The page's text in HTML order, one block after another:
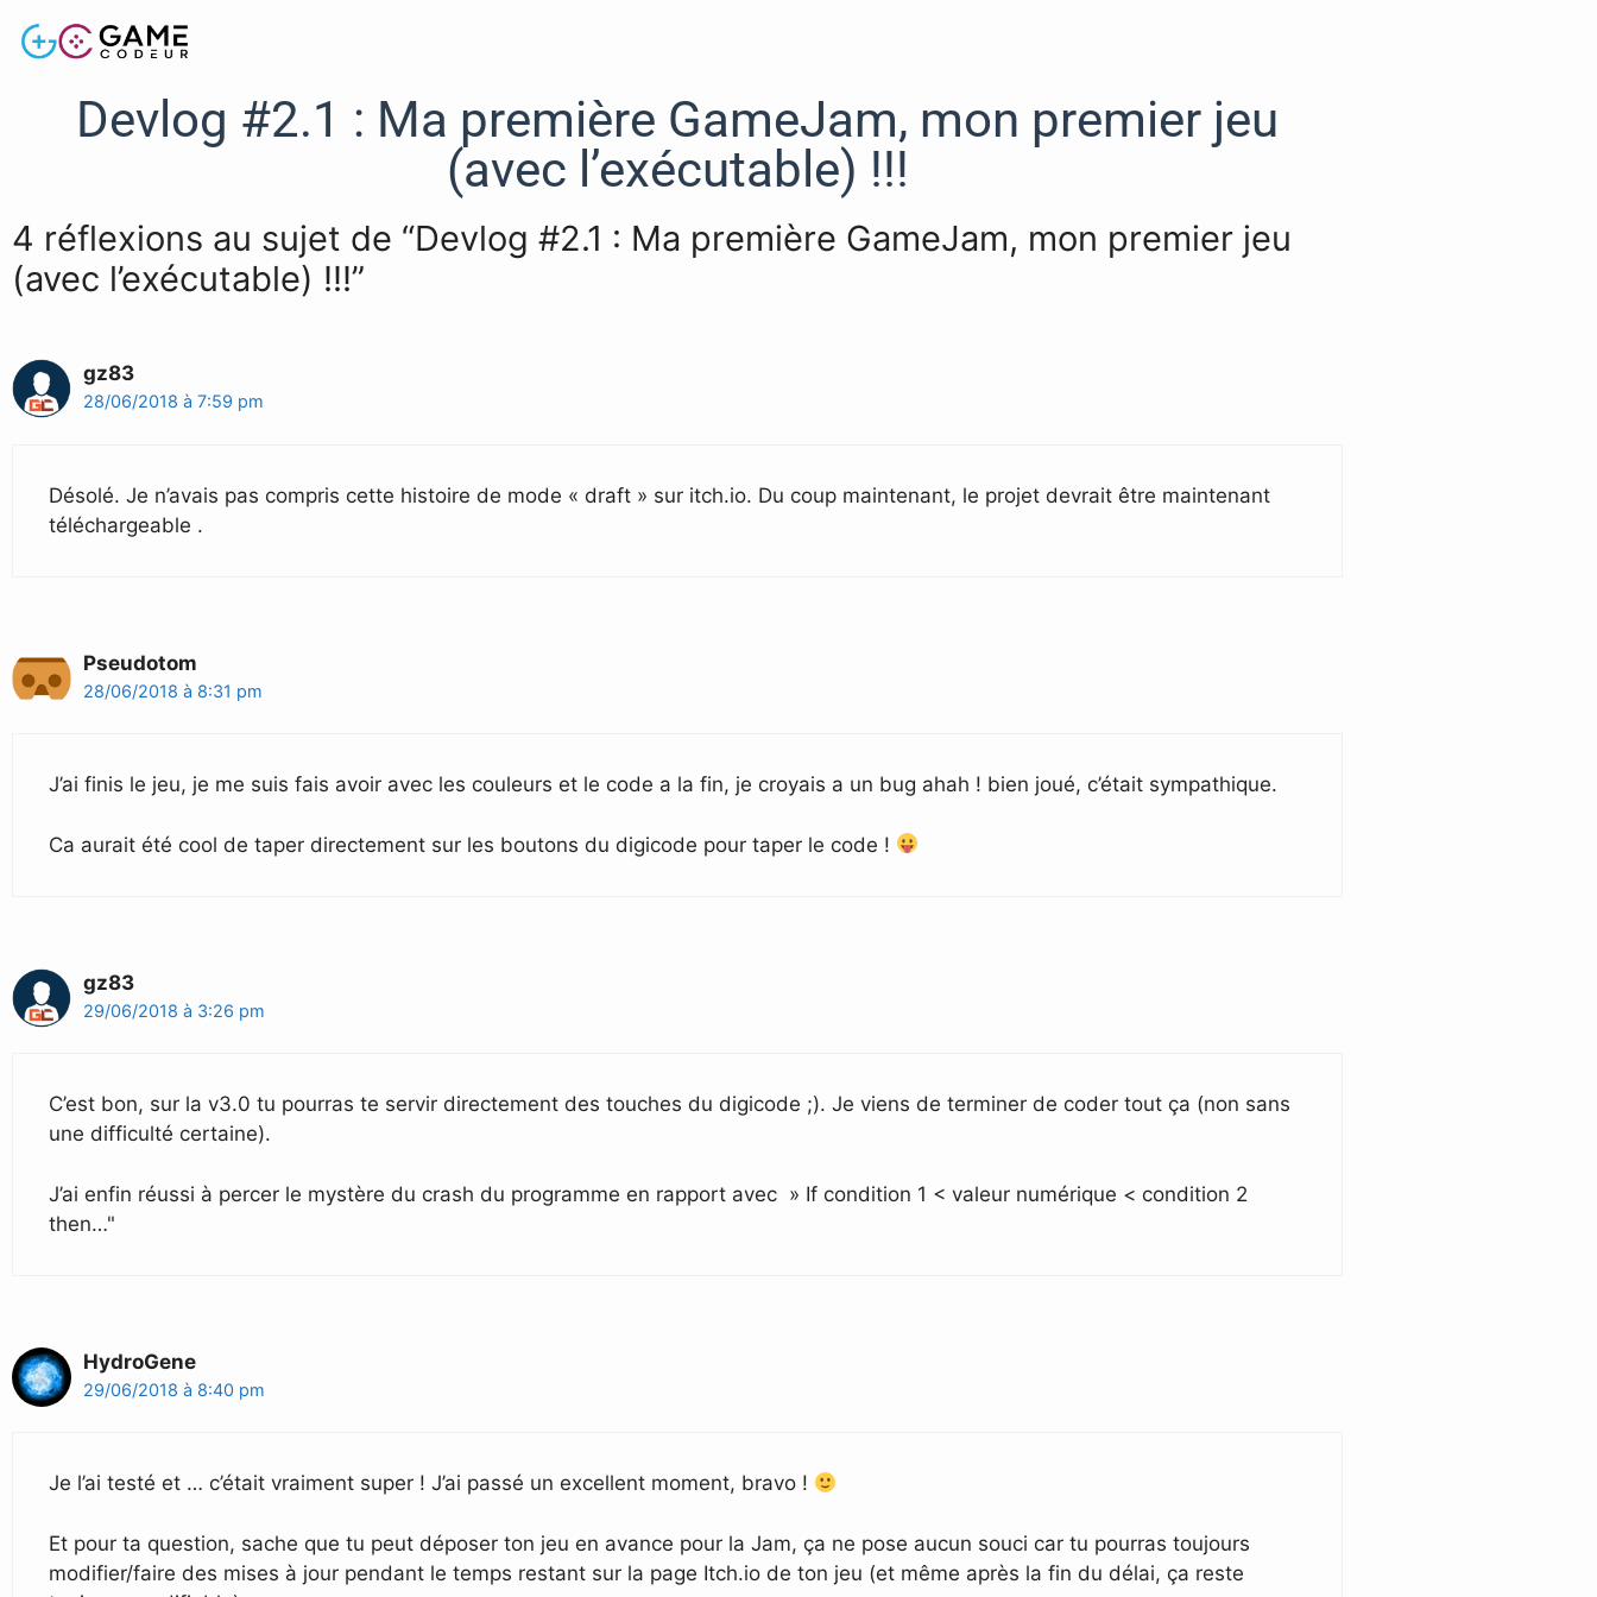
Devlog #2.1 : Ma première GameJam, mon premier jeu
(avec l’exécutable) !!!
4 réflexions au sujet de “Devlog #2.1 : Ma première GameJam, mon premier jeu
(avec l’exécutable) !!!”
gz83
28/06/2018 à 7:59 pm
Désolé. Je n’avais pas compris cette histoire de mode « draft » sur itch.io. Du coup maintenant, le projet devrait être maintenant
téléchargeable .
Pseudotom
28/06/2018 à 8:31 pm
J’ai finis le jeu, je me suis fais avoir avec les couleurs et le code a la fin, je croyais a un bug ahah ! bien joué, c’était sympathique.
Ca aurait été cool de taper directement sur les boutons du digicode pour taper le code !
gz83
29/06/2018 à 3:26 pm
C’est bon, sur la v3.0 tu pourras te servir directement des touches du digicode ;). Je viens de terminer de coder tout ça (non sans
une difficulté certaine).
J’ai enfin réussi à percer le mystère du crash du programme en rapport avec » If condition 1 < valeur numérique < condition 2
then…"
HydroGene
29/06/2018 à 8:40 pm
Je l’ai testé et … c’était vraiment super ! J’ai passé un excellent moment, bravo !
Et pour ta question, sache que tu peut déposer ton jeu en avance pour la Jam, ça ne pose aucun souci car tu pourras toujours
modifier/faire des mises à jour pendant le temps restant sur la page Itch.io de ton jeu (et même après la fin du délai, ça reste